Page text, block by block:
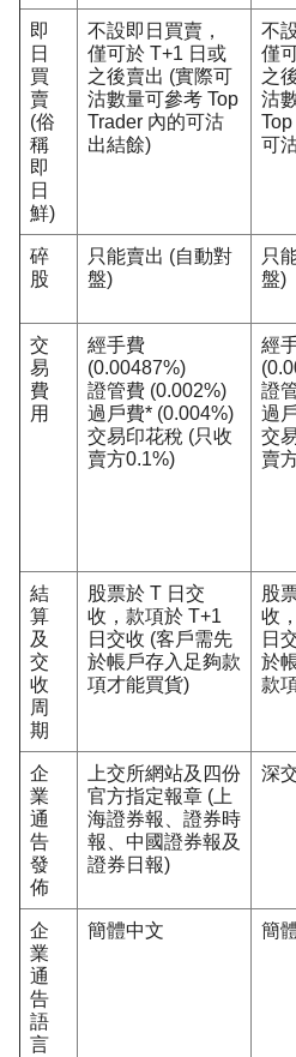
即
日
買
賣
(俗
稱
即
日
鮮)
不設即日買賣，
僅可於 T+1 日或
之後賣出 (實際可
沽數量可參考 Top
Trader 內的可沽
出結餘)
不
僅
之
沽
可
碎
股
只能賣出 (自動對
盤)
只
盤)
交
易
費
用
經手費
(0.00487%)
證管費 (0.002%)
過戶費* (0.004%)
交易印花稅 (只收
賣方0.1%)
經
證
過
交
賣
結
算
及
交
收
周
期
股票於 T 日交
收，款項於 T+1
日交收 (客戶需先
於帳戶存入足夠款
項才能買貨)
股
收
日
於
款
企
業
通
告
發
佈
上交所網站及四份
官方指定報章 (上
海證券報、證券時
報、中國證券報及
證券日報)
深
企
業
通
告
語
言
簡體中文 簡